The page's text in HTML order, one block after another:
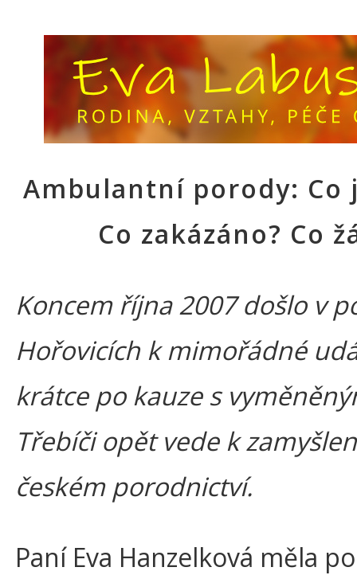
Ambulantní porody: Co
Co zakázáno? Co
Koncem října 2007 došlo v
Hořovicích k mimořádné
krátce po kauze s
Třebíči opět vede k
českém porodnictví.
Paní Eva Hanzelková měla po